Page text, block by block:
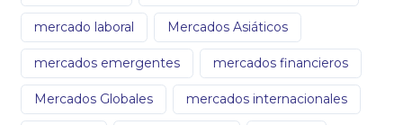
mercado laboral Mercados Asiáticos
mercados emergentes mercados financieros
Mercados Globales mercados internacionales